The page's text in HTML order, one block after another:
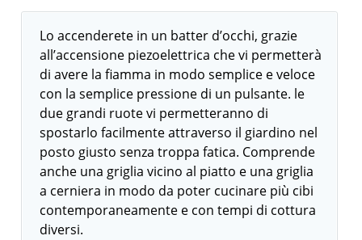
Lo accenderete in un batter d’occhi, grazie
all’accensione piezoelettrica che vi permetterà
di avere la fiamma in modo semplice e veloce
con la semplice pressione di un pulsante. le
due grandi ruote vi permetteranno di
spostarlo facilmente attraverso il giardino nel
posto giusto senza troppa fatica. Comprende
anche una griglia vicino al piatto e una griglia
a cerniera in modo da poter cucinare più cibi
contemporaneamente e con tempi di cottura
diversi.